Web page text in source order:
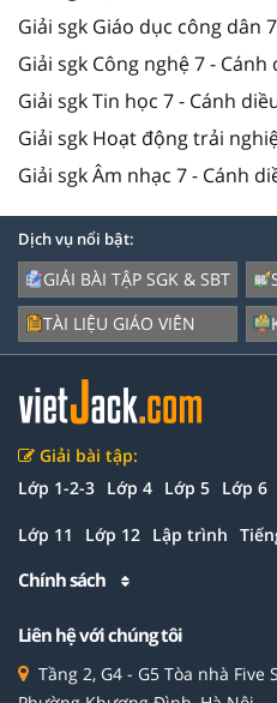
Giải sgk Giáo dục công dân
Giải sgk Công nghệ 7 - Cánh
Giải sgk Tin học 7 - Cánh
Giải sgk Hoạt động trải
Giải sgk Âm nhạc 7 - Cánh
Dịch vụ nổi bật:
GIẢI BÀI TẬP SGK & SBT
TÀI LIỆU GIÁO VIÊN
Giải bài tập:
Lớp 1-2-3 Lớp 4 Lớp 5 Lớp 6
Lớp 11 Lớp 12 Lập trình
Chính sách
Liên hệ với chúng tôi
Tầng 2, G4 - G5 Tòa nhà